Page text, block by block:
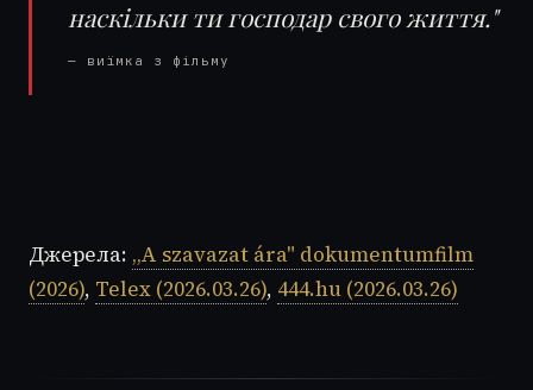
наскільки ти господар свого життя."
— виїмка з фільму
Джерела: „A szavazat ára" dokumentumfilm
(2026), Telex (2026.03.26), 444.hu (2026.03.26)